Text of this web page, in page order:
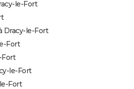
le-Fort
Dracy-le-Fort
Fort
Fort
le-Fort
Fort